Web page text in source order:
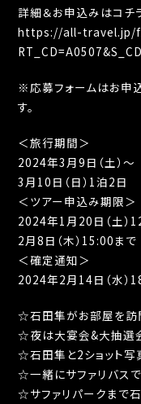
詳細＆お申込みはコチ
https://all-travel.jp/
※応募フォームはお申
す。
＜旅行期間＞
2024年3 月9 日（土）〜
3 月 10 日（日） 1泊2 日
＜ツアー申込み期限＞
2024年1 月 20 日（土）
2月8 日（木） 15:00まで
＜確定通知＞
2024年2月 14日（水）
☆石田隼がお部屋を訪
☆夜は大宴会&大抽選
☆石田隼と2ショット写
☆一緒にサファリバス
☆サファリパークまで